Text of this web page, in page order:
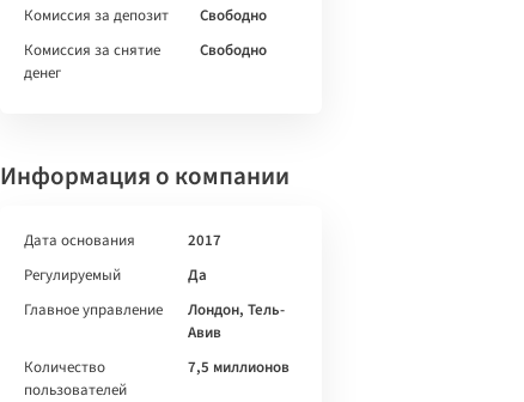
Комиссия за депозит
Свободно
Комиссия за снятие
денег
Свободно
Информация о компании
Дата основания
2017
Регулируемый
Да
Главное управление
Лондон, Тель-
Авив
Количество
пользователей
7,5 миллионов